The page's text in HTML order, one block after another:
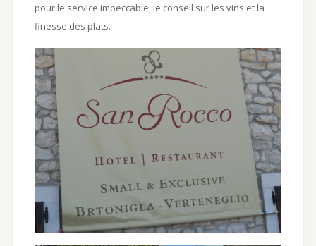
pour le service impeccable, le conseil sur les vins et la
finesse des plats.